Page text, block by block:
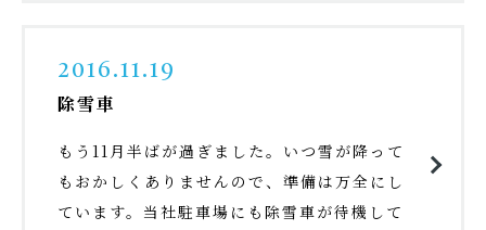
2016.11.19
除雪車
もう11月半ばが過ぎました。いつ雪が降って
もおかしくありませんので、準備は万全にし
ています。当社駐車場にも除雪車が待機して